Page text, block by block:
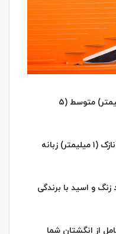
دارای سه زبانه برشی نازک (۳٫۵ میلیمتر) متوسط (۵
دارای زبانه رنده ضخیم (۶ میلیمتر) نازک (۱ میلیمتر) زبانه
زنگ و اسید با برندگی
از انگشتان شما